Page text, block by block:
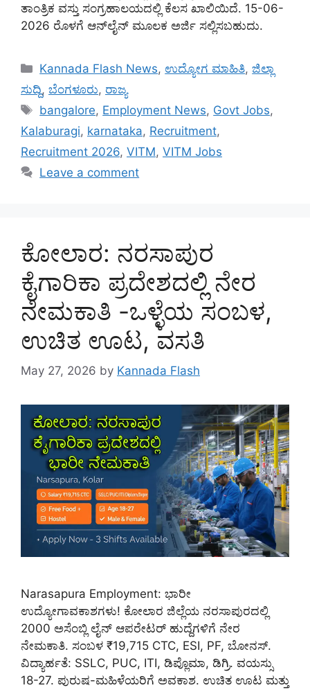
ತಾಂತ್ರಿಕ ವಸ್ತು ಸಂಗ್ರಹಾಲಯದಲ್ಲಿ ಕೆಲಸ ಖಾಲಿಯಿದೆ. 15-06-
2026 ರೊಳಗೆ ಆನ್‌ಲೈನ್ ಮೂಲಕ ಅರ್ಜಿ ಸಲ್ಲಿಸಬಹುದು.
Categories
Kannada Flash News, ಉದ್ಯೋಗ ಮಾಹಿತಿ,ಜಿಲ್ಲಾ
ಸುದ್ದಿ, ಬೆಂಗಳೂರು, ರಾಜ್ಯ
Tags
bangalore, Employment News, Govt Jobs,
Kalaburagi, karnataka, Recruitment,
Recruitment 2026, VITM, VITM Jobs
Leave a comment
ಕೋಲಾರ: ನರಸಾಪುರ
ಕೈಗಾರಿಕಾ ಪ್ರದೇಶದಲ್ಲಿ ನೇರ
ನೇಮಕಾತಿ -ಒಳ್ಳೆಯ ಸಂಬಳ,
ಉಚಿತ ಊಟ, ವಸತಿ
May 27, 2026 by Kannada Flash
Narasapura Employment: ಭಾರೀ
ಉದ್ಯೋಗಾವಕಾಶಗಳು! ಕೋಲಾರ ಜಿಲ್ಲೆಯ ನರಸಾಪುರದಲ್ಲಿ
2000 ಅಸೆಂಬ್ಲಿ ಲೈನ್ ಆಪರೇಟರ್ ಹುದ್ದೆಗಳಿಗೆ ನೇರ
ನೇಮಕಾತಿ. ಸಂಬಳ ₹19,715 CTC, ESI, PF, ಬೋನಸ್.
ವಿದ್ಯಾರ್ಹತೆ: SSLC, PUC, ITI, ಡಿಪ್ಲೊಮಾ, ಡಿಗ್ರಿ. ವಯಸ್ಸು
18-27. ಪುರುಷ-ಮಹಿಳೆಯರಿಗೆ ಅವಕಾಶ. ಉಚಿತ ಊಟ ಮತ್ತು